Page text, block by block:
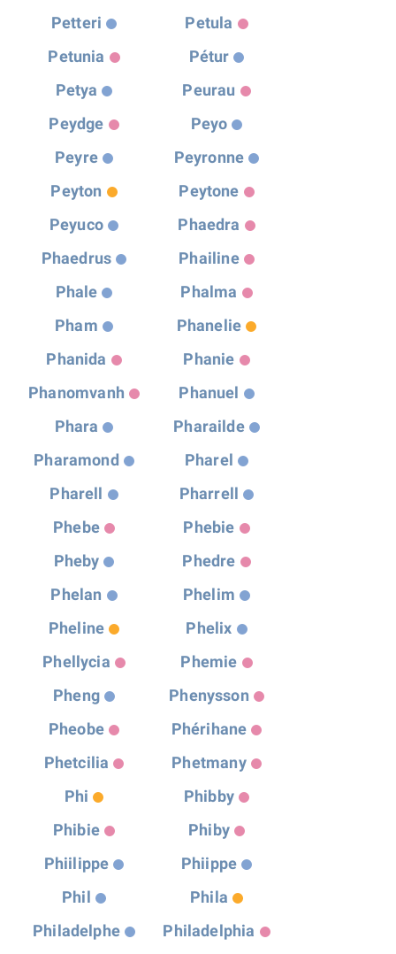
Petteri
Petula
Petunia
Pétur
Petya
Peurau
Peydge
Peyo
Peyre
Peyronne
Peyton
Peytone
Peyuco
Phaedra
Phaedrus
Phailine
Phale
Phalma
Pham
Phanelie
Phanida
Phanie
Phanomvanh
Phanuel
Phara
Pharailde
Pharamond
Pharel
Pharell
Pharrell
Phebe
Phebie
Pheby
Phedre
Phelan
Phelim
Pheline
Phelix
Phellycia
Phemie
Pheng
Phenysson
Pheobe
Phérihane
Phetcilia
Phetmany
Phi
Phibby
Phibie
Phiby
Phiilippe
Phiippe
Phil
Phila
Philadelphe
Philadelphia